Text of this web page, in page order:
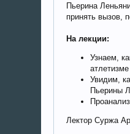
Пьерина
принять вызов,
На лекции:
Узнаем,
атлетизме
Увидим,
Пьерины
Лектор Суржа